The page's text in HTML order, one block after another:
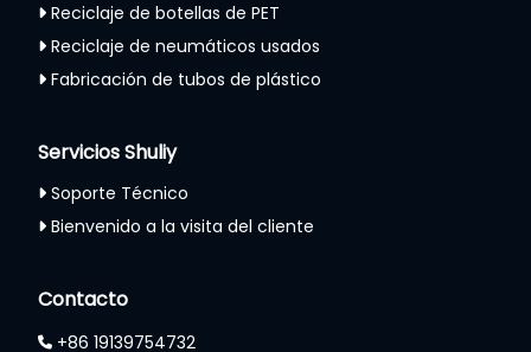
Reciclaje de botellas de PET
Reciclaje de neumáticos usados
Fabricación de tubos de plástico
Servicios Shuliy
Soporte Técnico
Bienvenido a la visita del cliente
Contacto
+86 19139754732